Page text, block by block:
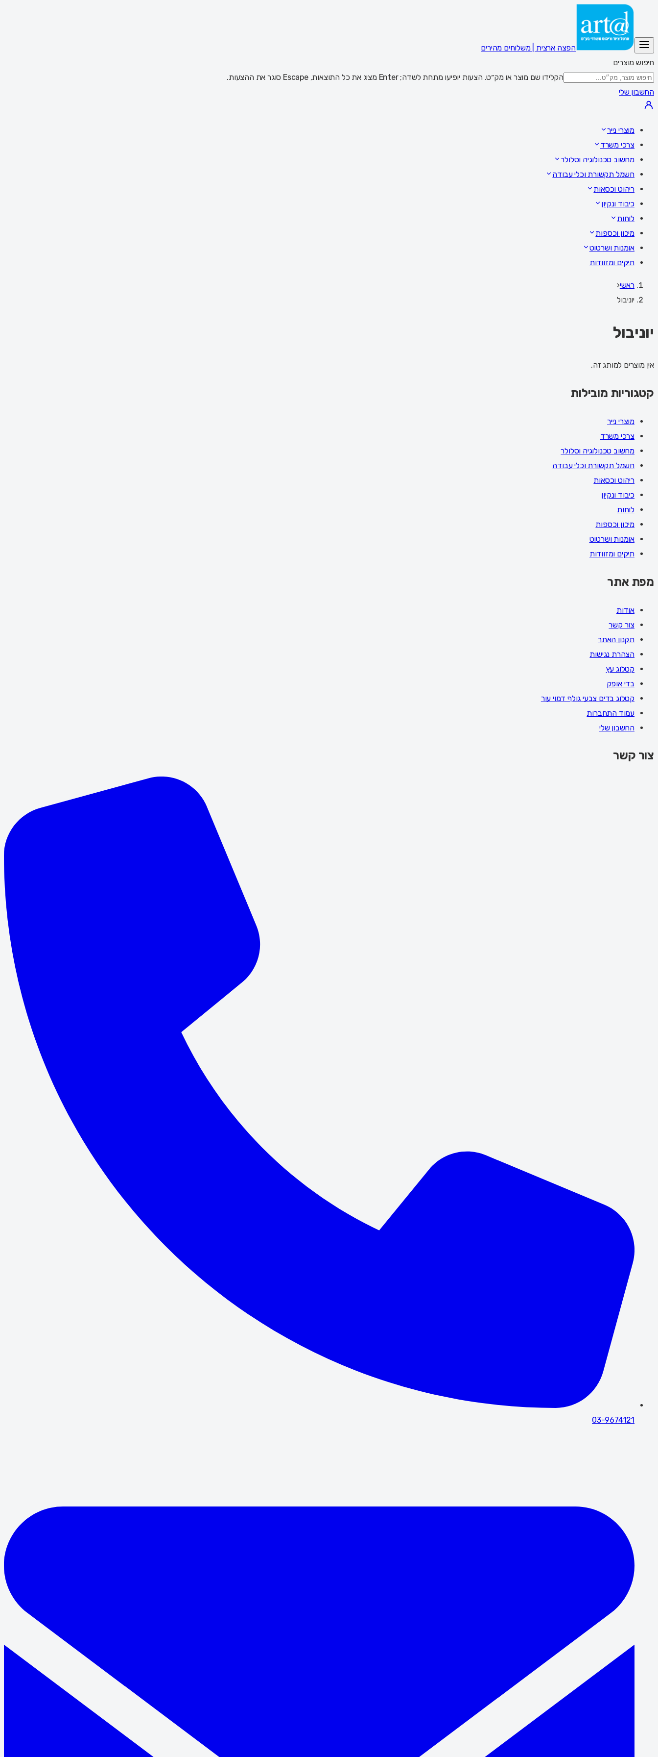
הפצה ארצית | משלוחים מהירים
חיפוש מוצרים
הקלידו שם מוצר או מק״ט. הצעות יופיעו מתחת לשדה; Enter מציג את כל התוצאות, Escape סוגר את ההצעות.
החשבון שלי
מוצרי נייר
צרכי משרד
מחשוב טכנולוגיה וסלולר
חשמל תקשורת וכלי עבודה
ריהוט וכסאות
כיבוד ונקיון
לוחות
מיכון וכספות
אומנות ושרטוט
תיקים ומזוודות
ראשי‹
יוניבול
יוניבול
אין מוצרים למותג זה.
קטגוריות מובילות
מוצרי נייר
צרכי משרד
מחשוב טכנולוגיה וסלולר
חשמל תקשורת וכלי עבודה
ריהוט וכסאות
כיבוד ונקיון
לוחות
מיכון וכספות
אומנות ושרטוט
תיקים ומזוודות
מפת אתר
אודות
צור קשר
תקנון האתר
הצהרת נגישות
קטלוג עץ
בדי אופק
קטלוג בדים צבעי גולף דמוי עור
עמוד התחברות
החשבון שלי
צור קשר
03-9674121